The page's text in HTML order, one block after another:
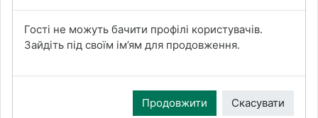
Гості не можуть бачити профілі користувачів.
Зайдіть під своїм ім’ям для продовження.
Продовжити Скасувати